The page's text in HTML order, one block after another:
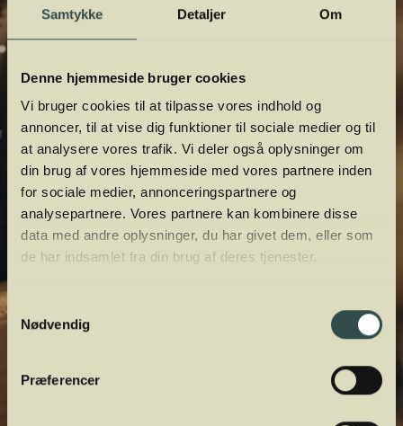
Samtykke Detaljer Om
Denne hjemmeside bruger cookies
Vi bruger cookies til at tilpasse vores indhold og
annoncer, til at vise dig funktioner til sociale medier og til
at analysere vores trafik. Vi deler også oplysninger om
din brug af vores hjemmeside med vores partnere inden
for sociale medier, annonceringspartnere og
analysepartnere. Vores partnere kan kombinere disse
data med andre oplysninger, du har givet dem, eller som
de har indsamlet fra din brug af deres tjenester.
Samtykkevalg
Nødvendig
Præferencer
vinordbog, så du lettere kan navigere og
orientere dig.